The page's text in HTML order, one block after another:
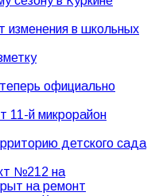
изменения в школьных
официально
11-й микрорайон
детского сада
№212 на
на ремонт